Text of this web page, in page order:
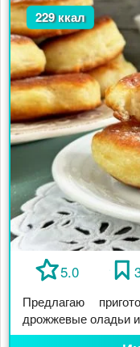
229 ккал
5.0
Предлагаю
дрожжевые оладьи